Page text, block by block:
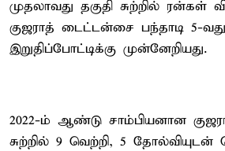
முதலாவது தகுதி சுற்றில் ரன்கள்
குஜராத் டைட்டன்சை பந்தாடி 5-
இறுதிப்போட்டிக்கு முன்னேறியது.
2022-ம் ஆண்டு சாம்பியனான
சுற்றில் 9 வெற்றி, 5 தோல்வியுடன்